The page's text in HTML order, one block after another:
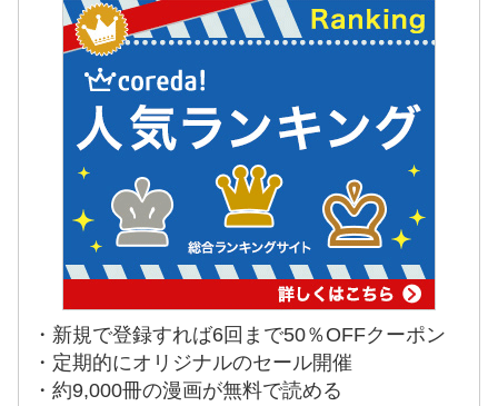
・新規で登録すれば6回まで50％OFFクーポン
・定期的にオリジナルのセール開催
・約9,000冊の漫画が無料で読める